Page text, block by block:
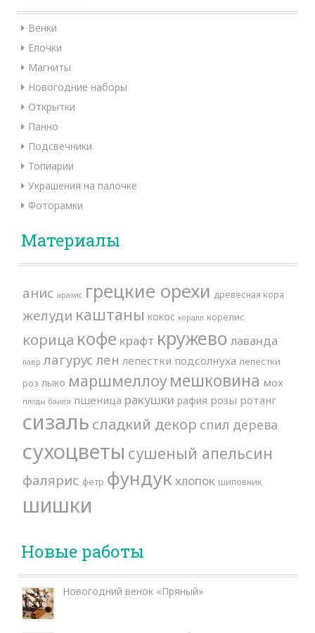
Венки
Елочки
Магниты
Новогодние наборы
Открытки
Панно
Подсвечники
Топиарии
Украшения на палочке
Фоторамки
Материалы
анис арахис грецкие орехи древесная кора
желуди каштаны кокос коралл корелис
корица кофе крафт кружево лаванда
лавр лагурус лен лепестки подсолнуха лепестки
роз лыко маршмеллоу мешковина мох
плоды баиля пшеница ракушки рафия розы ротанг
сизаль сладкий декор спил дерева
сухоцветы сушеный апельсин
фалярис фетр фундук хлопок шиповник
шишки
Новые работы
Новогодний венок «Пряный»